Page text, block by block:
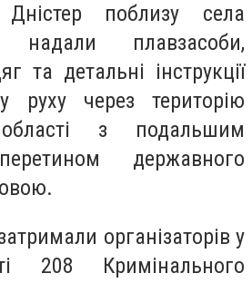
поблизу села
надали плавзасоби,
та детальні інструкції
руху через територію
області з подальшим
державного
організаторів у
208 Кримінального